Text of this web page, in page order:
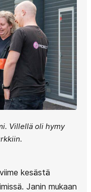
Villellä oli hymy
kesästä
Janin mukaan